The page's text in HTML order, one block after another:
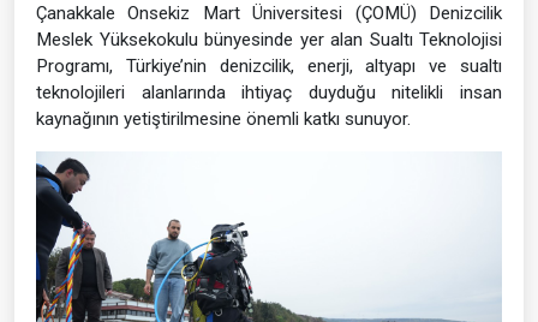
Çanakkale Onsekiz Mart Üniversitesi (ÇOMÜ) Denizcilik
Meslek Yüksekokulu bünyesinde yer alan Sualtı Teknolojisi
Programı, Türkiye’nin denizcilik, enerji, altyapı ve sualtı
teknolojileri alanlarında ihtiyaç duyduğu nitelikli insan
kaynağının yetiştirilmesine önemli katkı sunuyor.